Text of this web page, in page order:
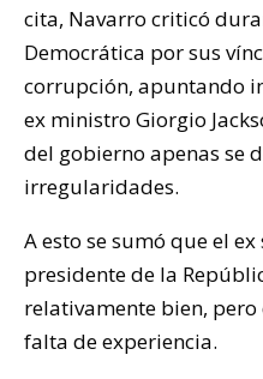
cita, Navarro criticó
Democrática por sus
corrupción, apuntando
ex ministro Giorgio
del gobierno apenas se
irregularidades.
A esto se sumó que el
presidente de la
relativamente bien,
falta de experiencia.